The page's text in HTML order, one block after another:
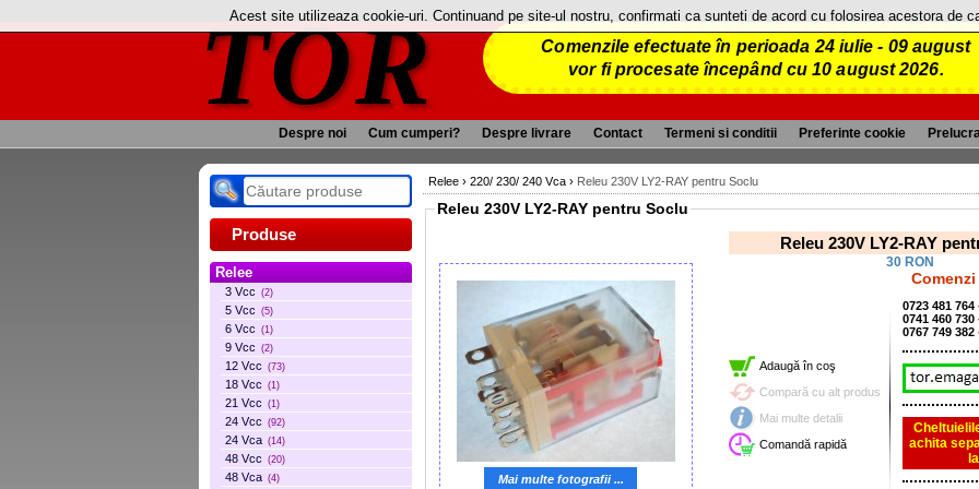
TOR
Comenzile efectuate în perioada 24 iulie - 09 august
vor fi procesate începând cu 10 august 2026.
Despre noi Cum cumperi? Despre livrare Contact Termeni si conditii Preferinte cookie
Produse
Relee
3 Vcc (2)
5 Vcc (5)
6 Vcc (1)
9 Vcc (2)
12 Vcc (73)
18 Vcc (1)
21 Vcc (1)
24 Vcc (92)
24 Vca (14)
48 Vcc (20)
48 Vca (4)
Relee › 220/ 230/ 240 Vca › Releu 230V LY2-RAY pentru Soclu
Releu 230V LY2-RAY pentru Soclu
Mai multe fotografii ...
Releu 230V LY2-RAY
30 RON
Adaugă în coş
Compară cu alt produs
Mai multe detalii
Comandă rapidă
0723 481
0741 460
0767 749
achita
Acest site utilizeaza cookie-uri. Continuand pe site-ul nostru, confirmati ca sunteti de acord cu folosirea acestora de